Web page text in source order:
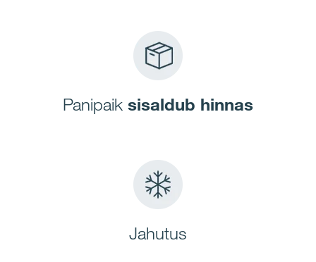
Panipaik sisaldub hinnas
Jahutus